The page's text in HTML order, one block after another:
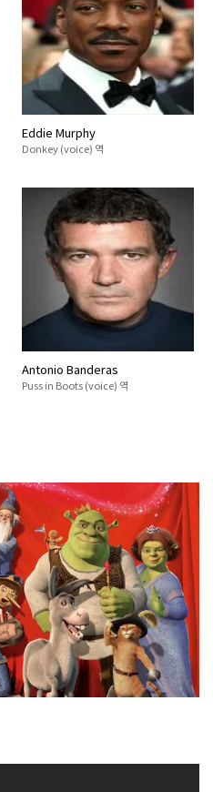
Eddie Murphy
Donkey (voice) 역
Antonio Banderas
Puss in Boots (voice) 역